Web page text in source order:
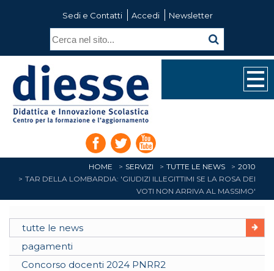
Sedi e Contatti Accedi Newsletter
HOME SERVIZI TUTTE LE NEWS
2010
TAR DELLA LOMBARDIA: 'GIUDIZI ILLEGITTIMI SE LA ROSA DEI
VOTI NON ARRIVA AL MASSIMO'
tutte le news
pagamenti
Concorso docenti 2024 PNRR2